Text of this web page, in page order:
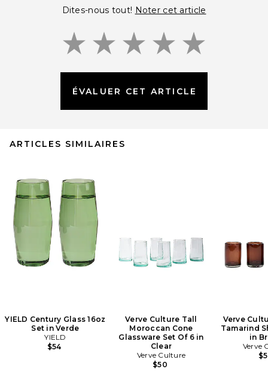
Dites-nous tout! Noter cet article
ÉVALUER CET ARTICLE
ARTICLES SIMILAIRES
YIELD Century Glass 16oz
Set in Verde
YIELD
$54
Verve Culture Tall
Moroccan Cone
Glassware Set Of 6 in
Clear
Verve Culture
$50
Verve
Tamarind
in
Verve